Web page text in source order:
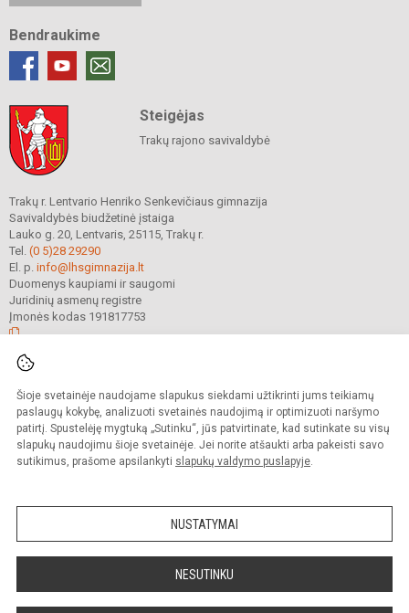
Šioje svetainėje naudojame slapukus siekdami užtikrinti jums teikiamų
paslaugų kokybę, analizuoti svetainės naudojimą ir optimizuoti naršymo
patirtį. Spustelėję mygtuką „Sutinku“, jūs patvirtinate, kad sutinkate su visų
slapukų naudojimu šioje svetainėje. Jei norite atšaukti arba pakeisti savo
sutikimus, prašome apsilankyti slapukų valdymo puslapyje.
NUSTATYMAI
NESUTINKU
Bendraukime
Steigėjas
Trakų rajono savivaldybė
Trakų r. Lentvario Henriko Senkevičiaus gimnazija
Savivaldybės biudžetinė įstaiga
Lauko g. 20, Lentvaris, 25115, Trakų r.
Tel. (0 5)28 29290
El. p. info@lhsgimnazija.lt
Duomenys kaupiami ir saugomi
Juridinių asmenų registre
Įmonės kodas 191817753
saugomos.
Kopijuoti turinį be raštiško gimnazijos sutikimo griežtai draudžiama.
Prieinamumo paraiška Slapukų valdymas
Sumanus būdas atnaujinti